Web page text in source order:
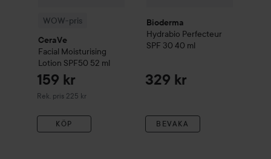
WOW-pris
CeraVe
Facial Moisturising
Lotion SPF50 52 ml
159 kr
Rek. pris 225 kr
Rekommenderat pris 225 kr
KÖP
Bioderma
Hydrabio Perfecteur
SPF 30 40 ml
329 kr
BEVAKA